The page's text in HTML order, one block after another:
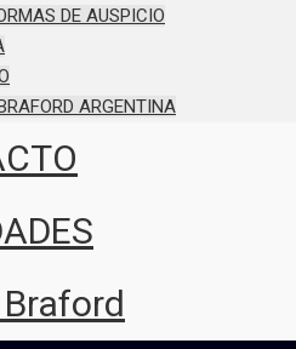
DE AUSPICIO
ARGENTINA